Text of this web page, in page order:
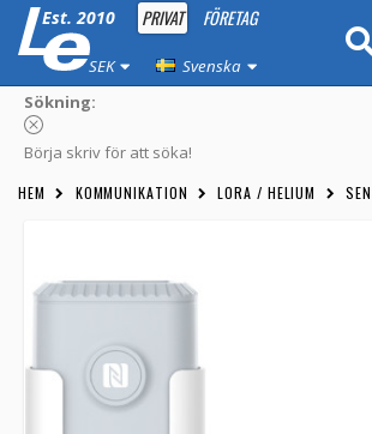
Est. 2010 PRIVAT FÖRETAG
SEK Svenska
Sökning:
Börja skriv för att söka!
HEM KOMMUNIKATION LORA / HELIUM